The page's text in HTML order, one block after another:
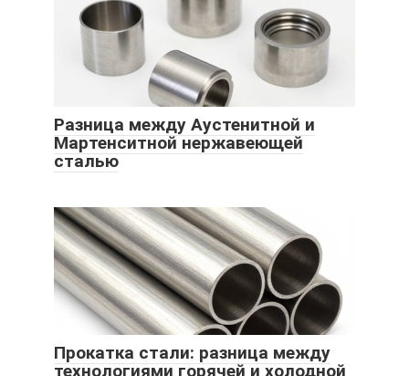
Разница между Аустенитной и
Мартенситной нержавеющей
сталью
Прокатка стали: разница между
технологиями горячей и холодной